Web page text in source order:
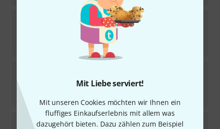
Mit Liebe serviert!
Mit unseren Cookies möchten wir Ihnen ein
fluffiges Einkaufserlebnis mit allem was
dazugehört bieten. Dazu zählen zum Beispiel
Bart Jansen FLM 21.35
1
Sofort lieferbar
Sofort lieferbar
Picarde Bart Jansen FLD 21.34